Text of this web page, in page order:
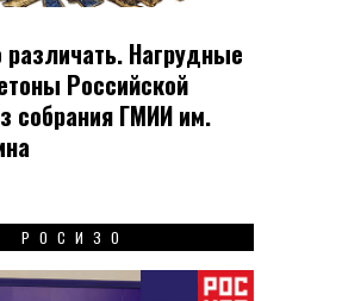
различать. Нагрудные
Российской
собрания ГМИИ им.
РОСИЗО